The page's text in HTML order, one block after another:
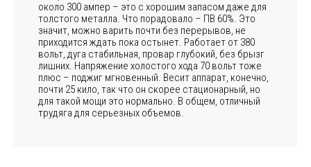
около 300 ампер – это с хорошим запасом даже для
толстого металла. Что порадовало – ПВ 60%. Это
значит, можно варить почти без перерывов, не
приходится ждать пока остынет. Работает от 380
вольт, дуга стабильная, провар глубокий, без брызг
лишних. Напряжение холостого хода 70 вольт тоже
плюс – поджиг мгновенный. Весит аппарат, конечно,
почти 25 кило, так что он скорее стационарный, но
для такой мощи это нормально. В общем, отличный
трудяга для серьезных объемов.